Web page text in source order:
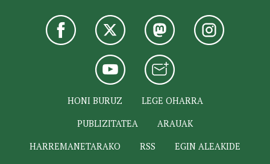
HONI BURUZ
LEGE OHARRA
PUBLIZITATEA
ARAUAK
HARREMANETARAKO
RSS EGIN ALEAKIDE